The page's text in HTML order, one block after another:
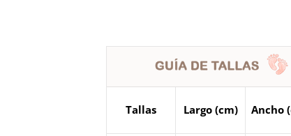
Tallas Largo (cm) Ancho